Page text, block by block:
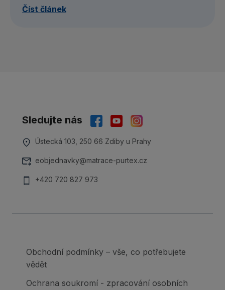
Číst článek
Sledujte nás
Ústecká 103, 250 66 Zdiby u Prahy
eobjednavky@matrace-purtex.cz
+420 720 827 973
Obchodní podmínky – vše, co potřebujete
vědět
Ochrana soukromí - zpracování osobních